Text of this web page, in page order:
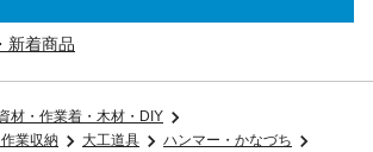
新着商品
材・作業着・木材・DIY
業収納
大工道具
ハンマー・かなづち